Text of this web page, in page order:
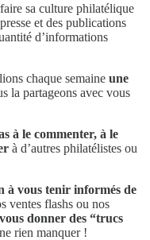
sa culture philatélique
et des publications
d’informations
chaque semaine une
la partageons avec vous
à le commenter, à le
à d’autres philatélistes ou
à vous tenir informés de
ventes flashs ou nos
vous donner des “trucs
rien manquer !